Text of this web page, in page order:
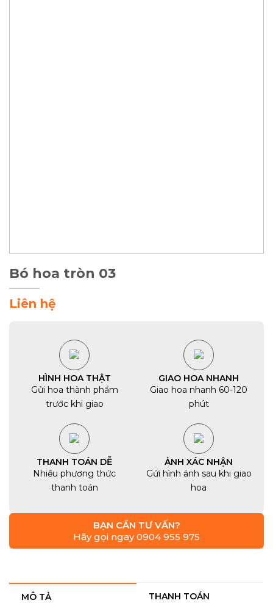
Bó hoa tròn 03
Liên hệ
HÌNH HOA THẬT
Gửi hoa thành phẩm
trước khi giao
GIAO HOA NHANH
Giao hoa nhanh 60-120
phút
THANH TOÁN DỄ
Nhiều phương thức
thanh toán
ẢNH XÁC NHẬN
Gửi hình ảnh sau khi giao
hoa
BẠN CẦN TƯ VẤN?
Hãy gọi ngay 0904 955 975
MÔ TẢ THANH TOÁN